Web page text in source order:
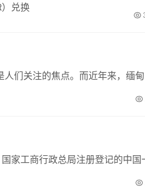
兑换
们关注的焦点。而近年来，缅
家工商行政总局注册登记的中国